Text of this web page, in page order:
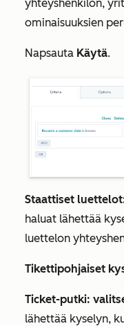
yhteyshenkilön,
ominaisuuksien
Napsauta Käytä.
Staattiset
haluat lähettää
luettelon
Tikettipohjaiset
Ticket-putki:
lähettää kyselyn,